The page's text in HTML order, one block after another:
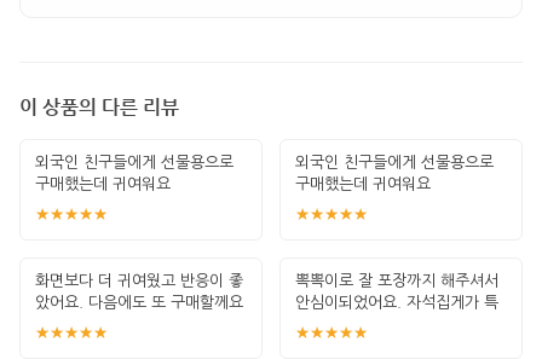
이 상품의 다른 리뷰
외국인 친구들에게 선물용으로
구매했는데 귀여워요
★★★★★
외국인 친구들에게 선물용으로
구매했는데 귀여워요
★★★★★
화면보다 더 귀여웠고 반응이 좋
았어요. 다음에도 또 구매할께요
★★★★★
뽁뽁이로 잘 포장까지 해주셔서
안심이되었어요. 자석집게가 특
히 귀여워서
★★★★★